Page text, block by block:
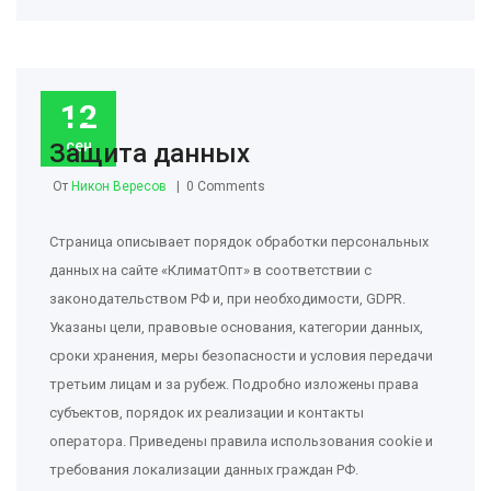
12
сен
Защита данных
От Никон Вересов 0 Comments
Страница описывает порядок обработки персональных
данных на сайте «КлиматОпт» в соответствии с
законодательством РФ и, при необходимости, GDPR.
Указаны цели, правовые основания, категории данных,
сроки хранения, меры безопасности и условия передачи
третьим лицам и за рубеж. Подробно изложены права
субъектов, порядок их реализации и контакты
оператора. Приведены правила использования cookie и
требования локализации данных граждан РФ.